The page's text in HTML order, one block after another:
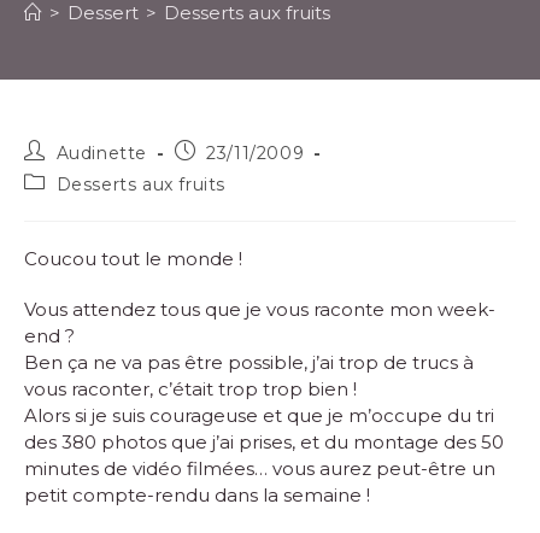
> Dessert > Desserts aux fruits
Audinette
23/11/2009
Desserts aux fruits
Coucou tout le monde !
Vous attendez tous que je vous raconte mon week-
end ?
Ben ça ne va pas être possible, j’ai trop de trucs à
vous raconter, c’était trop trop bien !
Alors si je suis courageuse et que je m’occupe du tri
des 380 photos que j’ai prises, et du montage des 50
minutes de vidéo filmées… vous aurez peut-être un
petit compte-rendu dans la semaine !